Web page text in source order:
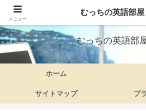
50代ママさんの英語旅
むっちの英語部
ホーム
サイトマップ プ
メニュー
むっちの英語部屋